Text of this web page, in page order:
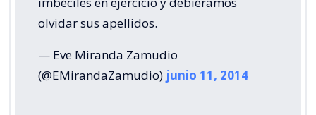
olvidar sus apellidos.
— Eve Miranda Zamudio
(@EMirandaZamudio) junio 11, 2014